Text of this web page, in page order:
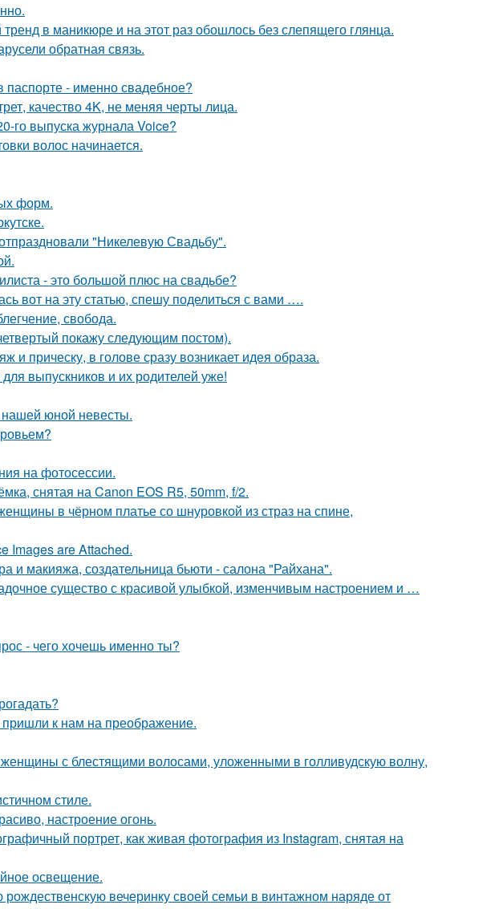
в маникюре и на этот раз обошлось без слепящего глянца.
обратная связь.
- именно свадебное?
качество 4K, не меняя черты лица.
го выпуска журнала Voice?
волос начинается.
форм.
"Никелевую Свадьбу".
- это большой плюс на свадьбе?
вот на эту статью, спешу поделиться с вами ….
свобода.
покажу следующим постом).
и прическу, в голове сразу возникает идея образа.
выпускников и их родителей уже!
юной невесты.
на фотосессии.
снятая на Canon EOS R5, 50mm, f/2.
в чёрном платье со шнуровкой из страз на спине,
Images are Attached.
и макияжа, создательница бьюти - салона "Райхана".
существо с красивой улыбкой, изменчивым настроением и …
- чего хочешь именно ты?
к нам на преображение.
с блестящими волосами, уложенными в голливудскую волну,
стиле.
настроение огонь.
портрет, как живая фотография из Instagram, снятая на
освещение.
вечеринку своей семьи в винтажном наряде от